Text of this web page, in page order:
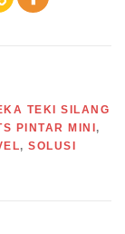
TEKI SILANG
PINTAR MINI ,
, SOLUSI